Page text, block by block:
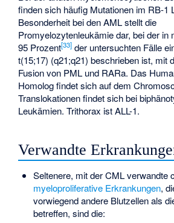
finden sich häufig Mutationen im RB-1
Besonderheit bei den AML stellt die
Promyelozytenleukämie dar, bei der in
95 Prozent[33] der untersuchten Fälle
t(15;17) (q21;q21) beschrieben ist, mit
Fusion von PML und RARa. Das
Homolog findet sich auf dem
Translokationen findet sich bei
Leukämien. Trithorax ist ALL-1.
Verwandte
Seltenere, mit der CML verwandte
myeloproliferative Erkrankungen,
vorwiegend andere Blutzellen als
betreffen, sind die: